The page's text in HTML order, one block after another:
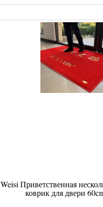
Weisi Приветственная
коврик для двери